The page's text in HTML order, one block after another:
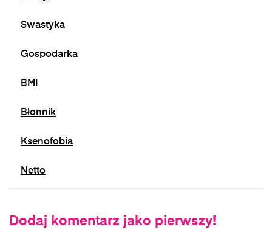
Swastyka
Gospodarka
BMI
Błonnik
Ksenofobia
Netto
Dodaj komentarz jako pierwszy!